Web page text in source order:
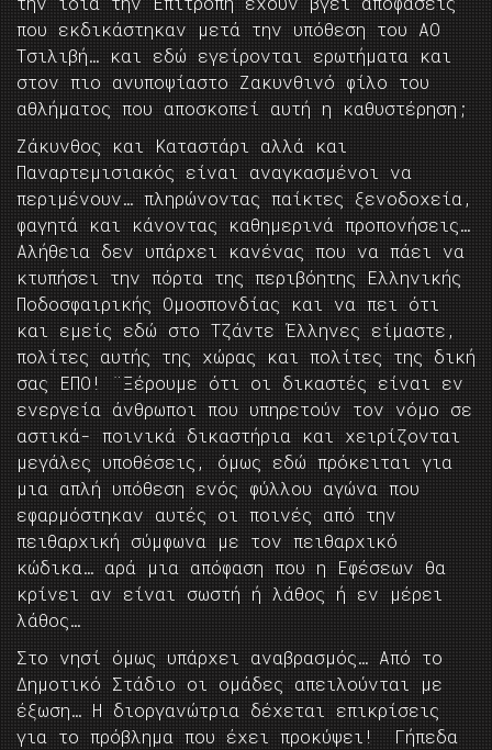
που εκδικάστηκαν μετά την υπόθεση του ΑΟ
Τσιλιβή… και εδώ εγείρονται ερωτήματα και
στον πιο ανυποψίαστο Ζακυνθινό φίλο του
αθλήματος που αποσκοπεί αυτή η καθυστέρηση;
Ζάκυνθος και Καταστάρι αλλά και
Παναρτεμισιακός είναι αναγκασμένοι να
περιμένουν… πληρώνοντας παίκτες ξενοδοχεία,
φαγητά και κάνοντας καθημερινά προπονήσεις…
Αλήθεια δεν υπάρχει κανένας που να πάει να
κτυπήσει την πόρτα της περιβόητης Ελληνικής
Ποδοσφαιρικής Ομοσπονδίας και να πει ότι
και εμείς εδώ στο Τζάντε Έλληνες είμαστε,
πολίτες αυτής της χώρας και πολίτες της δική
σας ΕΠΟ! ¨Ξέρουμε ότι οι δικαστές είναι εν
ενεργεία άνθρωποι που υπηρετούν τον νόμο σε
αστικά- ποινικά δικαστήρια και χειρίζονται
μεγάλες υποθέσεις, όμως εδώ πρόκειται για
μια απλή υπόθεση ενός φύλλου αγώνα που
εφαρμόστηκαν αυτές οι ποινές από την
πειθαρχική σύμφωνα με τον πειθαρχικό
κώδικα… αρά μια απόφαση που η Εφέσεων θα
κρίνει αν είναι σωστή ή λάθος ή εν μέρει
λάθος…
Στο νησί όμως υπάρχει αναβρασμός… Από το
Δημοτικό Στάδιο οι ομάδες απειλούνται με
έξωση… Η διοργανώτρια δέχεται επικρίσεις
για το πρόβλημα που έχει προκύψει! Γήπεδα